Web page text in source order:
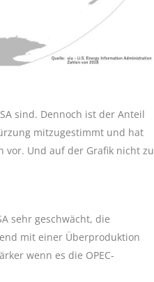
sind. Dennoch ist der Anteil
mitzugestimmt und hat
vor. Und auf der Grafik nicht zu
sehr geschwächt, die
mit einer Überproduktion
wenn es die OPEC-